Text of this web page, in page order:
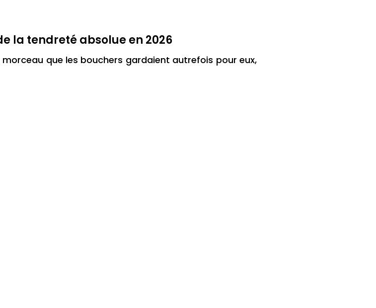
la tendreté absolue en 2026
que les bouchers gardaient autrefois pour eux,